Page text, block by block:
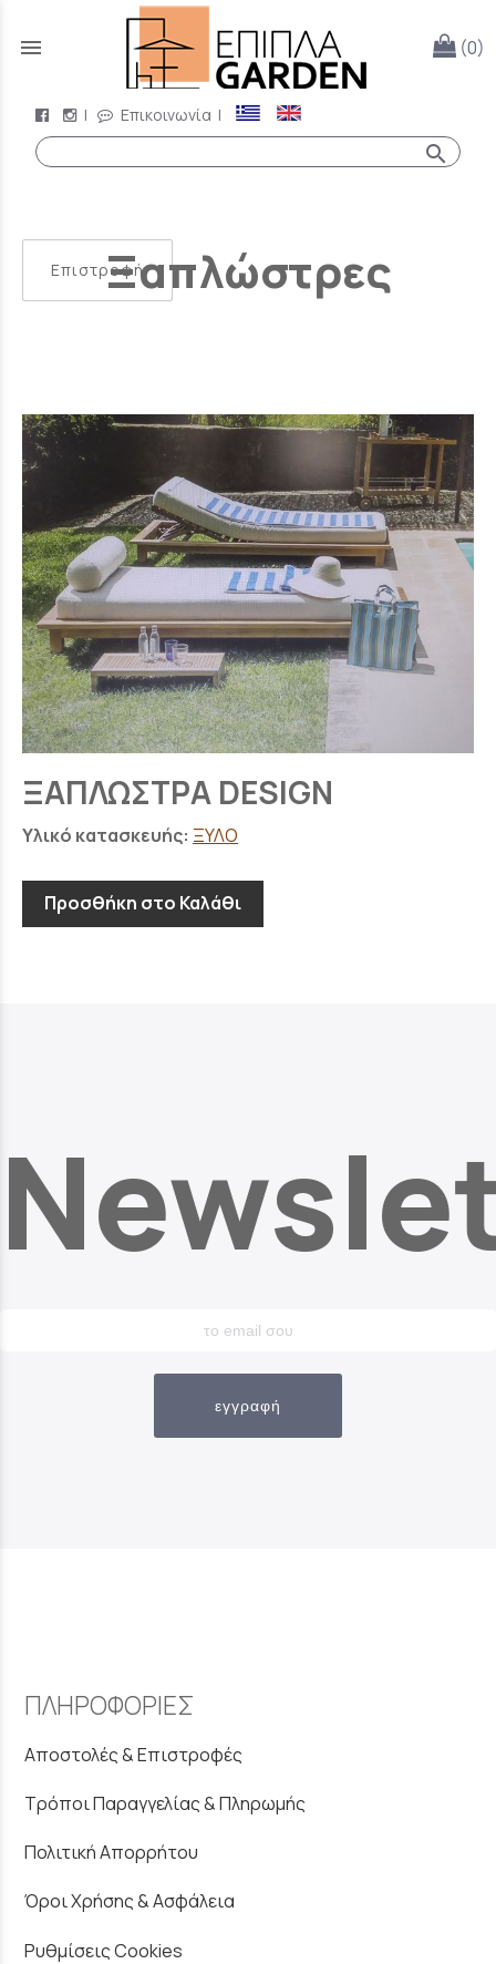
menu (0)
| Επικοινωνία |
search
Ξαπλώστρες
Επιστροφή
ΞΑΠΛΩΣΤΡΑ DESIGN
Υλικό κατασκευής: ΞΥΛΟ
Προσθήκη στο Καλάθι
εγγραφή
ΠΛΗΡΟΦΟΡΙΕΣ
Αποστολές & Επιστροφές
Τρόποι Παραγγελίας & Πληρωμής
Πολιτική Απορρήτου
Όροι Χρήσης & Ασφάλεια
Ρυθμίσεις Cookies